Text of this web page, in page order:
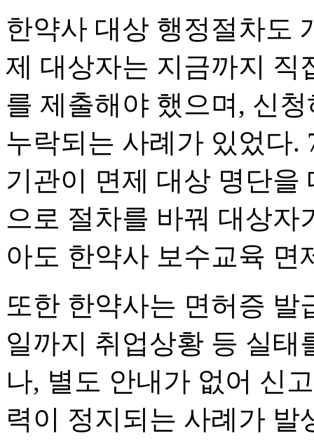
한약사 대상 행정절차도
제 대상자는 지금까지 직
를 제출해야 했으며, 신
누락되는 사례가 있었다.
기관이 면제 대상 명단
으로 절차를 바꿔 대상자
아도 한약사 보수교육 면
또한 한약사는 면허증 발
일까지 취업상황 등 실
나, 별도 안내가 없어 신
력이 정지되는 사례가 발